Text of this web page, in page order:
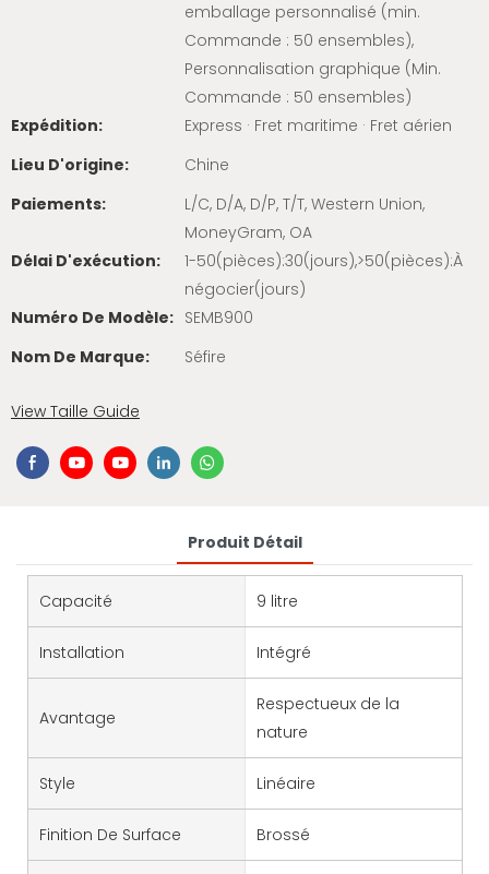
emballage personnalisé (min.
Commande : 50 ensembles),
Personnalisation graphique (Min.
Commande : 50 ensembles)
Expédition:
Express · Fret maritime · Fret aérien
Lieu D'origine:
Chine
Paiements:
L/C, D/A, D/P, T/T, Western Union,
MoneyGram, OA
Délai D'exécution:
1-50(pièces):30(jours),>50(pièces):À
négocier(jours)
Numéro De Modèle: SEMB900
Nom De Marque:
Séfire
View Taille Guide
Produit Détail
Capacité 9 litre
Installation Intégré
Avantage
Respectueux de la
nature
Style Linéaire
Finition De Surface Brossé